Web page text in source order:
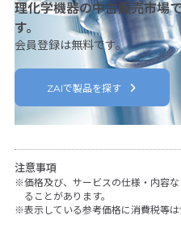
理化学機器の中古販売市場
す。
会員登録は無料です。
ZAIで製品を探す
注意事項
価格及び、サービスの仕様・内容
ることがあります。
表示している参考価格に消費税等は